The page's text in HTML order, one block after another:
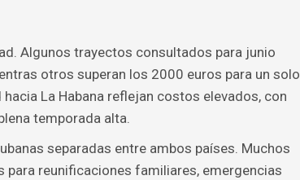
Algunos trayectos consultados para junio
otros superan los 2000 euros para un solo
La Habana reflejan costos elevados, con
temporada alta.
separadas entre ambos países. Muchos
reunificaciones familiares, emergencias